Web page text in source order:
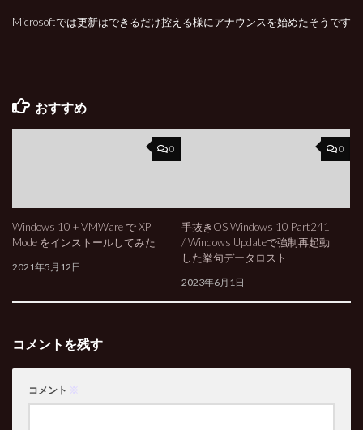
Microsoftでは更新はできるだけ控える様にアナウンスを始めたそうです
おすすめ
0
Windows 10 + VMWare で XP
Mode をインストールしてみた
2021年5月12日
0
手抜きOS Windows 10 Part241
/ Windows Updateで強制再起動
した挙句データロスト
2023年6月1日
コメントを残す
コメント ※